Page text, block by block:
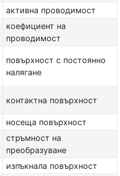
активна проводимост
коефициент на
проводимост
повърхност с постоянно
налягане
контактна повърхност
носеща повърхност
стръмност на
преобразуване
изпъкнала повърхност